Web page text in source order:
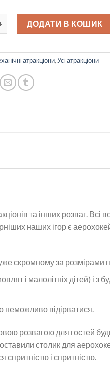
ДОДАТИ В КОШИК
атракціони,Усі атракціони
та інших розваг. Всі
наших ігор є
скромному за розмірами
і малолітніх дітей) і з
неможливо відірватися.
розвагою для гостей
столик для
і спритністю.